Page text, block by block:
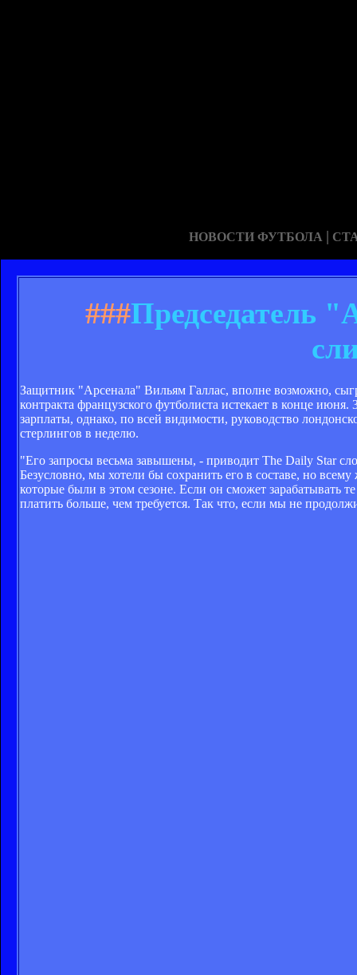
НОВОСТИ ФУТБОЛА |
###Председатель
Защитник "Арсенала" Вильям Галлас, вполне возможно,
контракта французского футболиста истекает в конце
зарплаты, однако, по всей видимости, руководство
стерлингов в неделю.
"Его запросы весьма завышены, - приводит The Daily Star
Безусловно, мы хотели бы сохранить его в составе, но
которые были в этом сезоне. Если он сможет зарабатывать
платить больше, чем требуется. Так что, если мы не